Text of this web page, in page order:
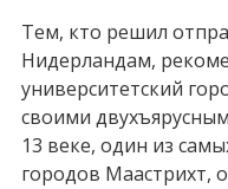
Тем, кто решил
Нидерландам,
университетский
своими
13 веке, один из
городов Маастрихт,